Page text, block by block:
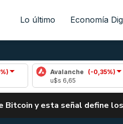
Lo último Economía
Avalanche
(-0,35%)
Bitcoin y esta señal define